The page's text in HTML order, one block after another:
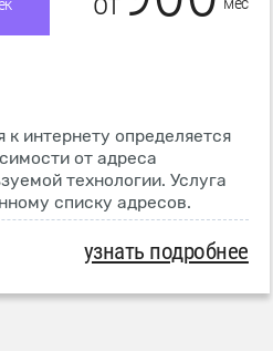
к интернету определяется
от адреса
технологии. Услуга
списку адресов.
узнать подробнее